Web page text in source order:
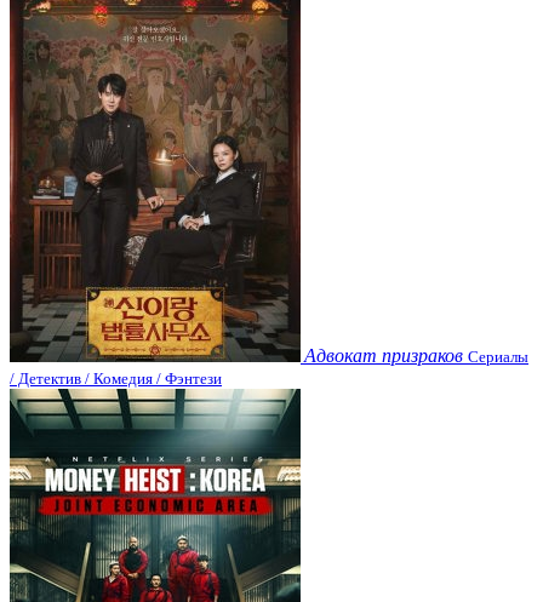
Адвокат призраков Сериалы
/ Детектив / Комедия / Фэнтези